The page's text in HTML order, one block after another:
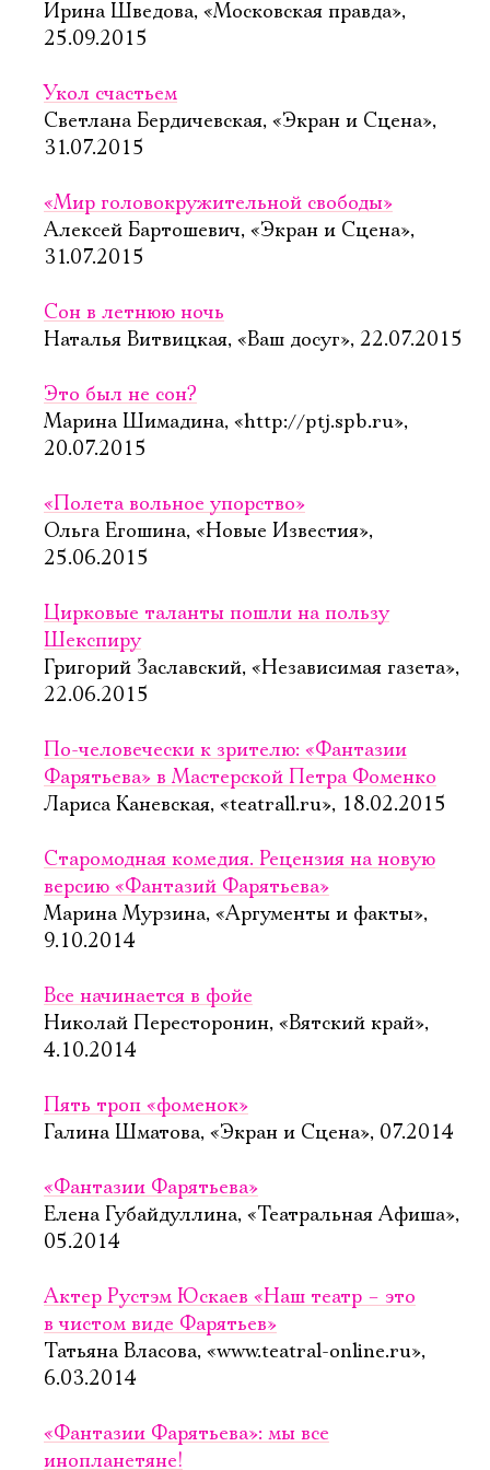
Ирина Шведова, «Московская правда»,
25.09.2015
Укол счастьем
Светлана Бердичевская, «Экран и Сцена»,
31.07.2015
«Мир головокружительной свободы»
Алексей Бартошевич, «Экран и Сцена»,
31.07.2015
Сон в летнюю ночь
Наталья Витвицкая, «Ваш досуг», 22.07.2015
Это был не сон?
Марина Шимадина, «http://ptj.spb.ru»,
20.07.2015
«Полета вольное упорство»
Ольга Егошина, «Новые Известия»,
25.06.2015
Цирковые таланты пошли на пользу
Шекспиру
Григорий Заславский, «Независимая газета»,
22.06.2015
По-человечески к зрителю: «Фантазии
Фарятьева» в Мастерской Петра Фоменко
Лариса Каневская, «teatrall.ru», 18.02.2015
Старомодная комедия. Рецензия на новую
версию «Фантазий Фарятьева»
Марина Мурзина, «Аргументы и факты»,
9.10.2014
Все начинается в фойе
Николай Пересторонин, «Вятский край»,
4.10.2014
Пять троп «фоменок»
Галина Шматова, «Экран и Сцена», 07.2014
«Фантазии Фарятьева»
Елена Губайдуллина, «Театральная Афиша»,
05.2014
Актер Рустэм Юскаев «Наш театр – это
в чистом виде Фарятьев»
Татьяна Власова, «www.teatral-online.ru»,
6.03.2014
«Фантазии Фарятьева»: мы все
инопланетяне!